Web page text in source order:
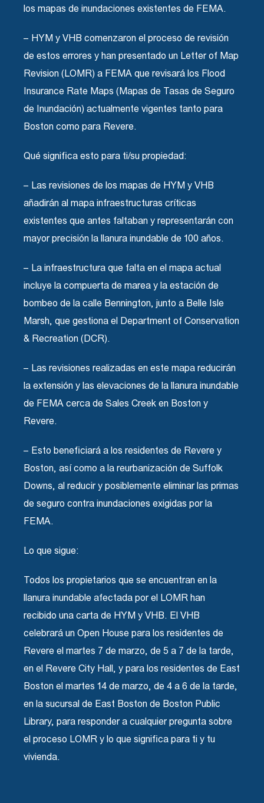
los mapas de inundaciones existentes de FEMA.
– HYM y VHB comenzaron el proceso de revisión
de estos errores y han presentado un Letter of Map
Revision (LOMR) a FEMA que revisará los Flood
Insurance Rate Maps (Mapas de Tasas de Seguro
de Inundación) actualmente vigentes tanto para
Boston como para Revere.
Qué significa esto para ti/su propiedad:
– Las revisiones de los mapas de HYM y VHB
añadirán al mapa infraestructuras críticas
existentes que antes faltaban y representarán con
mayor precisión la llanura inundable de 100 años.
– La infraestructura que falta en el mapa actual
incluye la compuerta de marea y la estación de
bombeo de la calle Bennington, junto a Belle Isle
Marsh, que gestiona el Department of Conservation
& Recreation (DCR).
– Las revisiones realizadas en este mapa reducirán
la extensión y las elevaciones de la llanura inundable
de FEMA cerca de Sales Creek en Boston y
Revere.
– Esto beneficiará a los residentes de Revere y
Boston, así como a la reurbanización de Suffolk
Downs, al reducir y posiblemente eliminar las primas
de seguro contra inundaciones exigidas por la
FEMA.
Lo que sigue:
Todos los propietarios que se encuentran en la
llanura inundable afectada por el LOMR han
recibido una carta de HYM y VHB. El VHB
celebrará un Open House para los residentes de
Revere el martes 7 de marzo, de 5 a 7 de la tarde,
en el Revere City Hall, y para los residentes de East
Boston el martes 14 de marzo, de 4 a 6 de la tarde,
en la sucursal de East Boston de Boston Public
Library, para responder a cualquier pregunta sobre
el proceso LOMR y lo que significa para ti y tu
vivienda.